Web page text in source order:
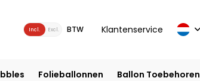
Incl. Excl. BTW Klantenservice
Folieballonnen Ballon Toebehoren